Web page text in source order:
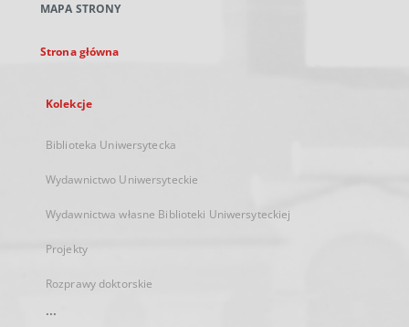
karcie
MAPA STRONY
Strona główna
Kolekcje
Biblioteka Uniwersytecka
Wydawnictwo Uniwersyteckie
Wydawnictwa własne Biblioteki Uniwersyteckiej
Projekty
Rozprawy doktorskie
...